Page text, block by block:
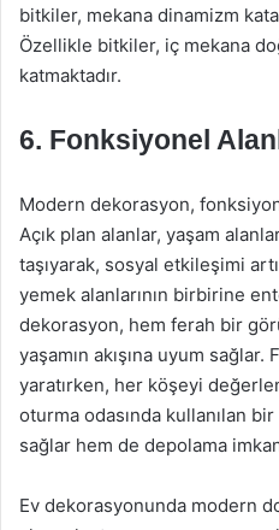
bitkiler, mekana dinamizm
Özellikle bitkiler, iç mekana
katmaktadır.
6. Fonksiyonel
Modern dekorasyon,
Açık plan alanlar, yaşam
taşıyarak, sosyal etkileşimi
yemek alanlarının birbirine
dekorasyon, hem ferah bir
yaşamın akışına uyum
yaratırken, her köşeyi
oturma odasında kullanılan
sağlar hem de depolama
Ev dekorasyonunda modern